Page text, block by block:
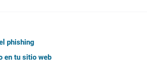
phishing
en tu sitio web